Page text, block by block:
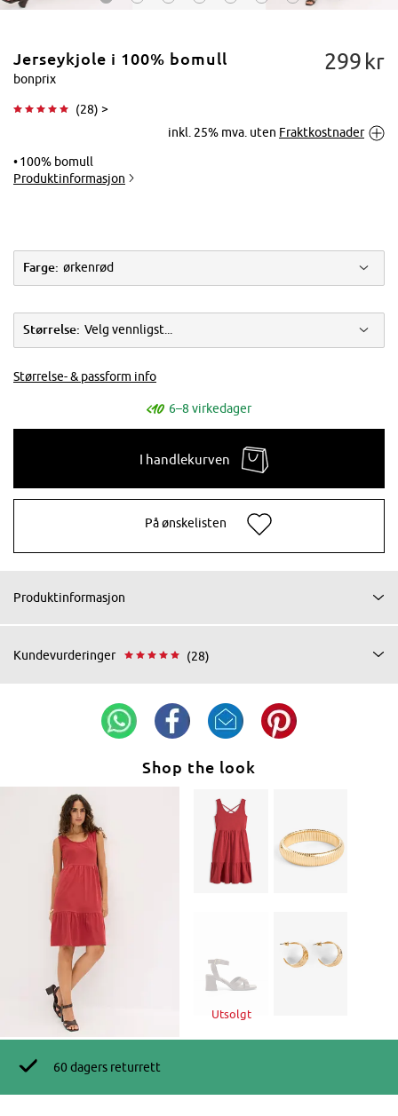
Trykk for å
Jerseykjole i 100% bomull
bonprix
(28) >
299 kr
inkl. 25% mva. uten Fraktkostnader
100% bomull
Produktinformasjon
Farge: ørkenrød
Størrelse: Velg vennligst...
Størrelse- & passform info
6–8 virkedager
I handlekurven
På ønskelisten
Produktinformasjon
Kundevurderinger (28)
Shop the look
Utsolgt
60 dagers returrett